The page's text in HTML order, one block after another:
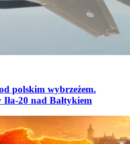
polskim wybrzeżem.
20 nad Bałtykiem